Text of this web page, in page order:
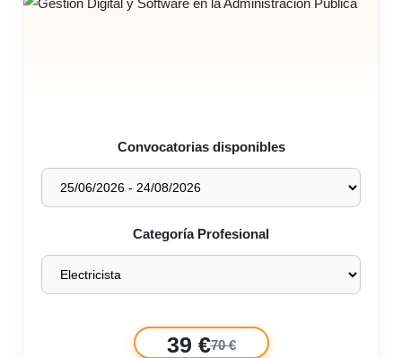
Convocatorias disponibles
Categoría Profesional
39 €70 €